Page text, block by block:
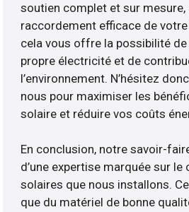
soutien complet et sur mesure,
raccordement efficace de
cela vous offre la possibilité
propre électricité et de
l’environnement. N’hésitez
nous pour maximiser les
solaire et réduire vos coûts
En conclusion, notre savoir-
d’une expertise marquée sur le
solaires que nous installons.
que du matériel de bonne